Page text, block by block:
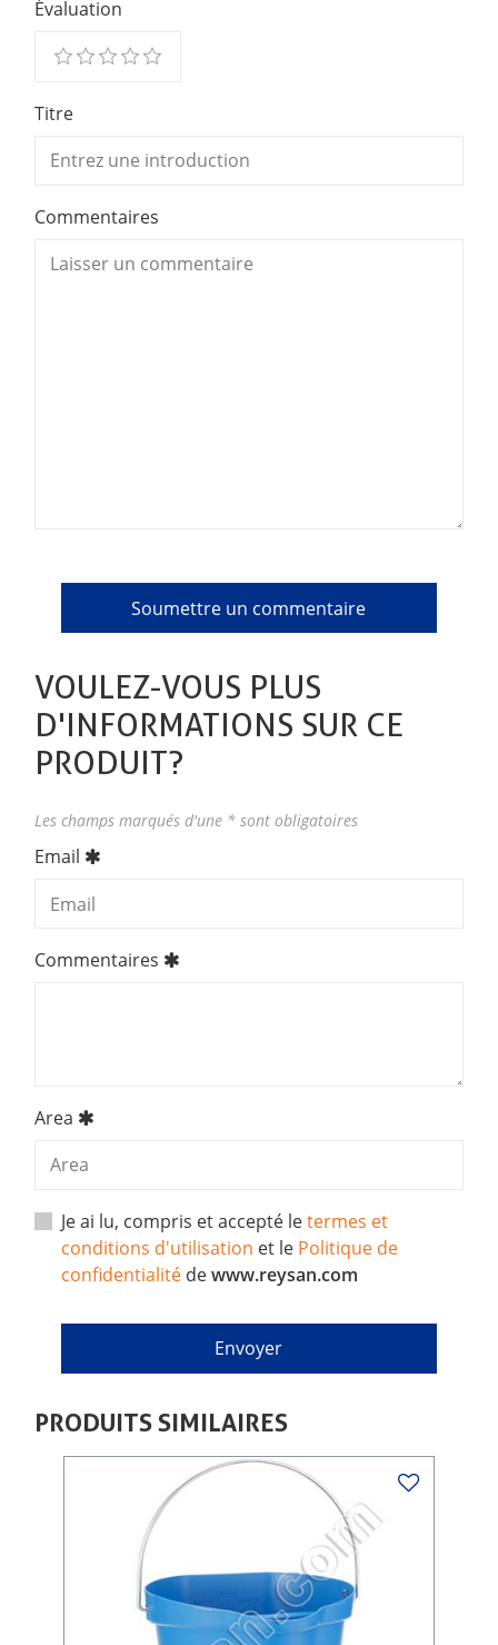
Évaluation
Titre
Commentaires
VOULEZ-VOUS PLUS
D'INFORMATIONS SUR CE
PRODUIT?
Les champs marqués d'une * sont obligatoires
Email
Commentaires
Area
Je ai lu, compris et accepté letermes et
conditions d'utilisation et le Politique de
confidentialité dewww.reysan.com
PRODUITS SIMILAIRES